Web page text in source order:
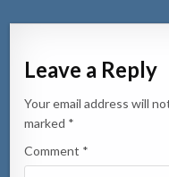
Leave a Reply
Your email address will
marked *
Comment *